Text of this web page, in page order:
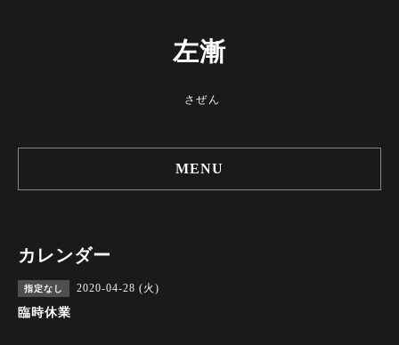
左漸
さぜん
MENU
カレンダー
指定なし 2020-04-28 (火)
臨時休業